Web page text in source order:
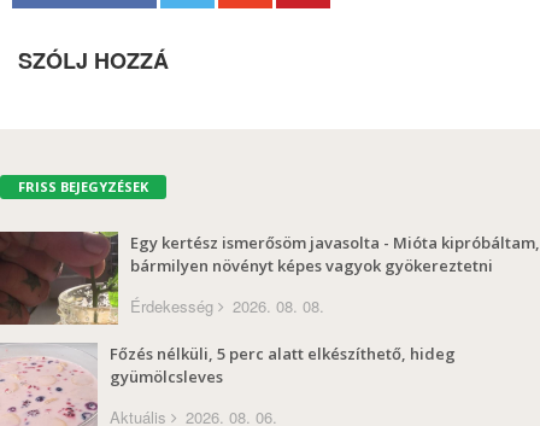
SZÓLJ HOZZÁ
FRISS BEJEGYZÉSEK
Egy kertész ismerősöm javasolta - Mióta kipróbáltam,
bármilyen növényt képes vagyok gyökereztetni
Érdekesség 2026. 08. 08.
Főzés nélküli, 5 perc alatt elkészíthető, hideg
gyümölcsleves
Aktuális 2026. 08. 06.